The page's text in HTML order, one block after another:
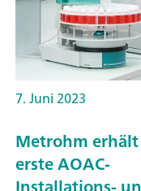
7. Juni 2023
Metrohm
erste AOAC-